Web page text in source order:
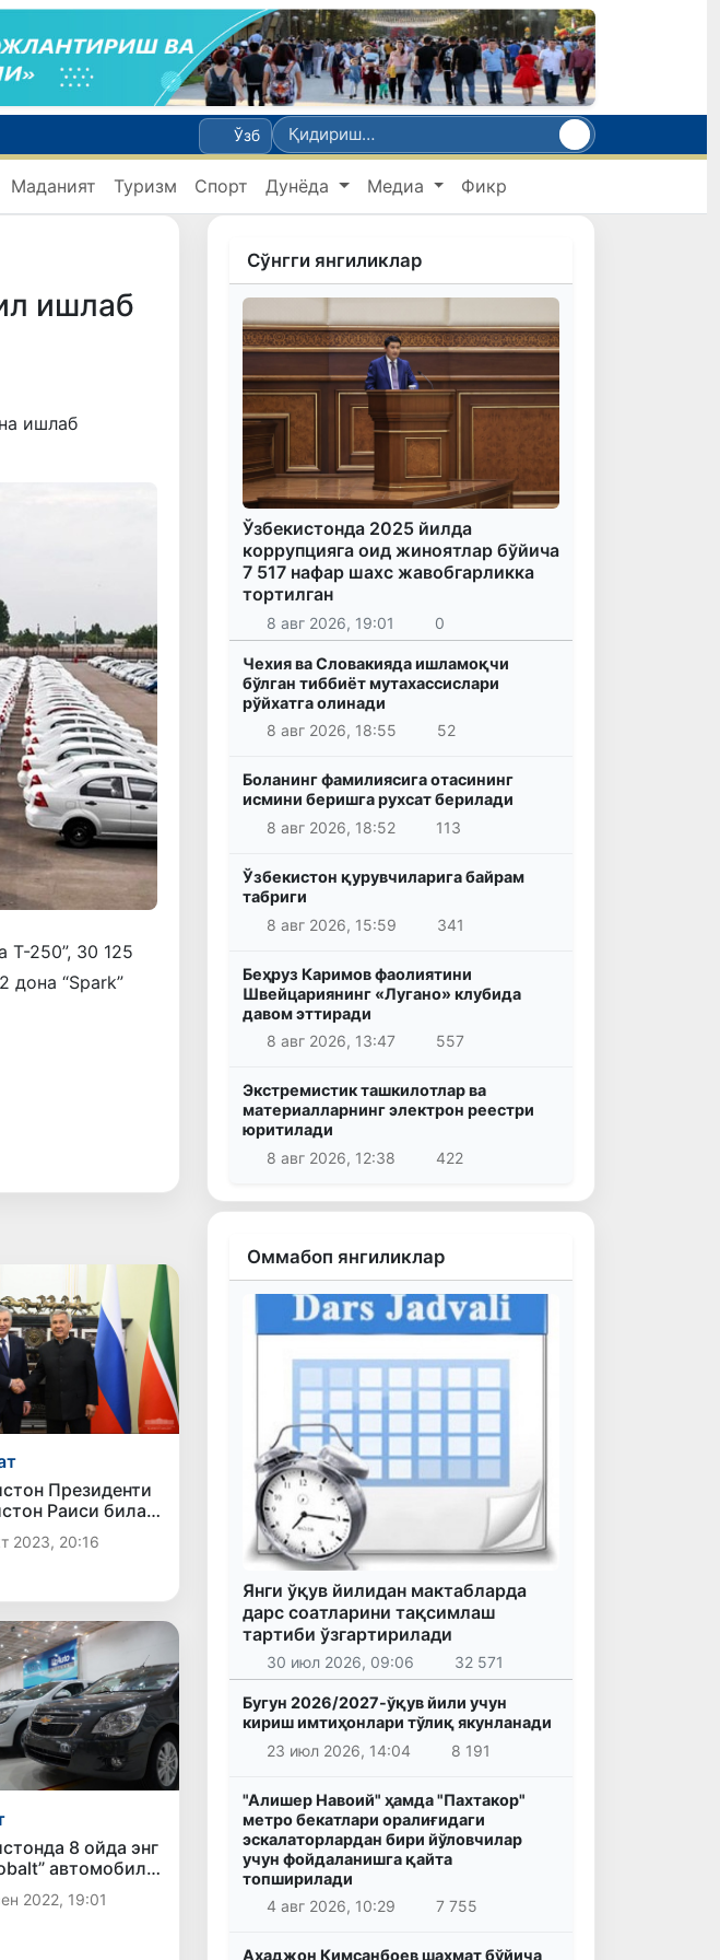
Ўзб
Маданият Туризм Спорт Дунёда Медиа Фикр
ишлаб
ишлаб
250”, 30 125
дона “Spark”
Президенти
Раиси билан
ўтказди
2023, 20:16
8 ойда энг
автомобили
2022, 19:01
Сўнгги янгиликлар
Ўзбекистонда 2025 йилда
коррупцияга оид жиноятлар бўйича
7 517 нафар шахс жавобгарликка
тортилган
8 авг 2026, 19:01 0
Чехия ва Словакияда ишламоқчи
бўлган тиббиёт мутахассислари
рўйхатга олинади
8 авг 2026, 18:55
52
Боланинг фамилиясига отасининг
исмини беришга рухсат берилади
8 авг 2026, 18:52
113
Ўзбекистон қурувчиларига байрам
табриги
8 авг 2026, 15:59
341
Беҳруз Каримов фаолиятини
Швейцариянинг «Лугано» клубида
давом эттиради
8 авг 2026, 13:47
557
Экстремистик ташкилотлар ва
материалларнинг электрон реестри
юритилади
8 авг 2026, 12:38
422
Оммабоп янгиликлар
Янги ўқув йилидан мактабларда
дарс соатларини тақсимлаш
тартиби ўзгартирилади
30 июл 2026, 09:06 32 571
Бугун 2026/2027-ўқув йили учун
кириш имтиҳонлари тўлиқ якунланади
23 июл 2026, 14:04
8 191
"Алишер Навоий" ҳамда "Пахтакор"
метро бекатлари оралиғидаги
эскалаторлардан бири йўловчилар
учун фойдаланишга қайта
топширилади
4 авг 2026, 10:29
7 755
Аҳаджон Кимсанбоев шахмат бўйича